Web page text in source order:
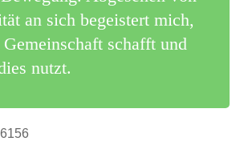
an sich begeistert mich,
schafft und
nutzt.